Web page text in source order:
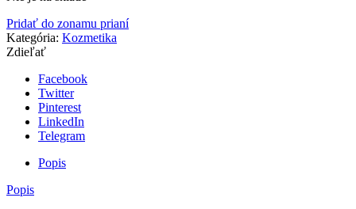
Pridať do zonamu prianí
Kategória: Kozmetika
Zdieľať
Facebook
Twitter
Pinterest
LinkedIn
Telegram
Popis
Popis